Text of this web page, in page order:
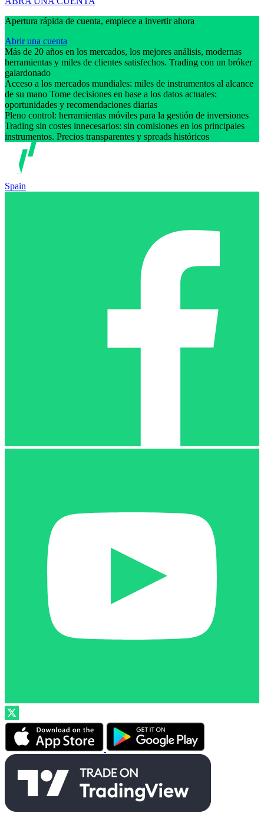
Apertura rápida de cuenta, empiece a invertir ahora
Abrir una cuenta
Más de 20 años en los mercados, los mejores análisis, modernas
herramientas y miles de clientes satisfechos. Trading con un bróker
galardonado
Acceso a los mercados mundiales: miles de instrumentos al alcance
de su mano Tome decisiones en base a los datos actuales:
oportunidades y recomendaciones diarias
Pleno control: herramientas móviles para la gestión de inversiones
Trading sin costes innecesarios: sin comisiones en los principales
instrumentos. Precios transparentes y spreads históricos
Spain